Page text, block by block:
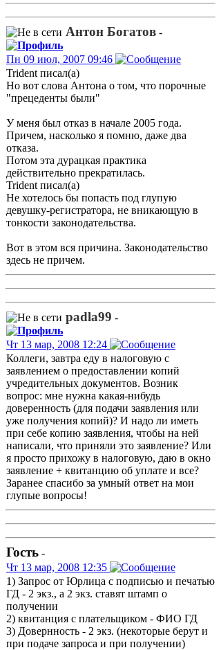
Антон Богатов -
Пн 09 июл, 2007 09:46
Trident писал(а)
Но вот слова Антона о том, что порочные
"прецеденты были"
У меня был отказ в начале 2005 года.
Причем, насколько я помню, даже два
отказа.
Потом эта дурацкая практика
действительно прекратилась.
Trident писал(а)
Не хотелось бы попасть под глупую
девушку-регистратора, не вникающую в
тонкости законодательства.
Вот в этом вся причина. Законодательство
здесь не причем.
padla99 -
Чт 13 мар, 2008 12:24
Коллеги, завтра еду в налоговую с
заявлением о предоставлении копий
учредительных документов. Возник
вопрос: мне нужна какая-нибудь
доверенность (для подачи заявления или
уже получения копий)? И надо ли иметь
при себе копию заявления, чтобы на ней
написали, что приняли это заявление? Или
я просто прихожу в налоговую, даю в окно
заявление + квитанцию об уплате и все?
Заранее спасибо за умный ответ на мои
глупые вопросы!
Гость -
Чт 13 мар, 2008 12:35
1) Запрос от Юрлица с подписью и печатью
ГД - 2 экз., а 2 экз. ставят штамп о
получении
2) квитанция с плательщиком - ФИО ГД
3) Довернность - 2 экз. (некоторые берут и
при подаче запроса и при получении)